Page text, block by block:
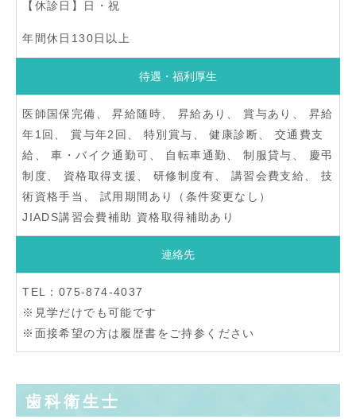
【休診日】日・祝
年間休日130日以上
待遇・福利厚生
医師国保完備、 昇給随時、 昇給あり、 賞与あり、 昇給
年1回、 賞与年2回、 特別賞与、 健康診断、 交通費支
給、 車・バイク通勤可、 自転車通勤、 制服貸与、 慶弔
制度、 資格取得支援、 研修制度有、 講習会費支給、 技
術資格手当、 試用期間あり（条件変更なし）
JIADS講習会費補助 資格取得補助あり
連絡先
TEL：075-874-4037
※見学だけでも可能です
※面接希望の方は履歴書をご持参ください
歯科衛生士